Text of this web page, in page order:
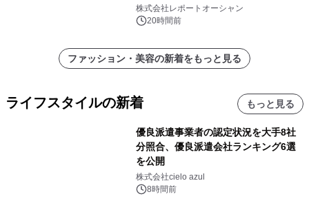
代ヘルスケア投資を加速
株式会社レポートオーシャン
20時間前
ファッション・美容の新着をもっと見る
ライフスタイルの新着 もっと見る
優良派遣事業者の認定状況を大手8社
分照合、優良派遣会社ランキング6選
を公開
株式会社cielo azul
8時間前